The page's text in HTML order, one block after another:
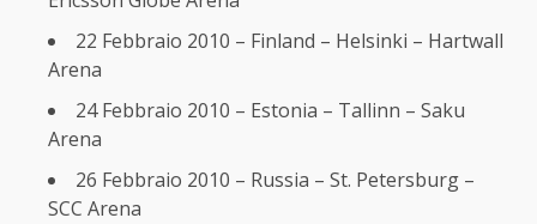
22 Febbraio 2010 – Finland – Helsinki – Hartwall
Arena
24 Febbraio 2010 – Estonia – Tallinn – Saku
Arena
26 Febbraio 2010 – Russia – St. Petersburg –
SCC Arena